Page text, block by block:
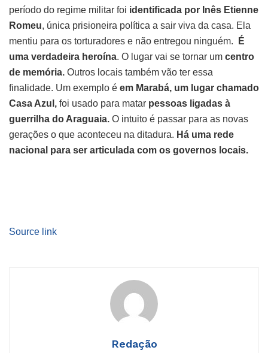
período do regime militar foi identificada por Inês Etienne
Romeu, única prisioneira política a sair viva da casa. Ela
mentiu para os torturadores e não entregou ninguém.
É
uma verdadeira heroína. O lugar vai se tornar um centro
de memória. Outros locais também vão ter essa
finalidade. Um exemplo é em Marabá, um lugar chamado
Casa Azul, foi usado para matar pessoas ligadas à
guerrilha do Araguaia. O intuito é passar para as novas
gerações o que aconteceu na ditadura. Há uma rede
nacional para ser articulada com os governos locais.
Source link
Redação